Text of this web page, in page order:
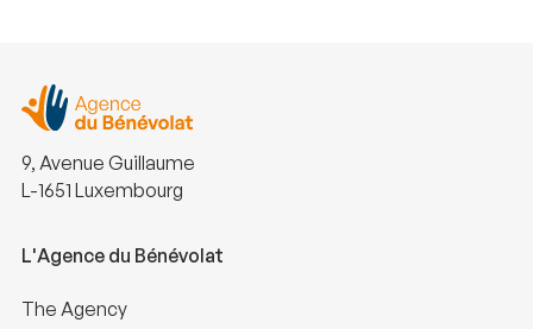
9, Avenue Guillaume
L-1651 Luxembourg
L'Agence du Bénévolat
The Agency